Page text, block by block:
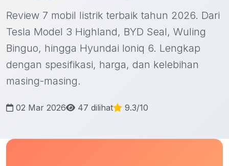
Review 7 mobil listrik terbaik tahun 2026. Dari
Tesla Model 3 Highland, BYD Seal, Wuling
Binguo, hingga Hyundai Ioniq 6. Lengkap
dengan spesifikasi, harga, dan kelebihan
masing-masing.
02 Mar 2026 47 dilihat 9.3/10